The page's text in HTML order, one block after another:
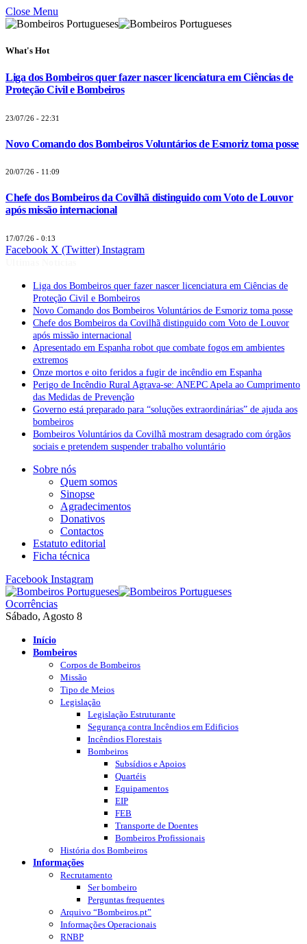
Close Menu
What's Hot
Liga dos Bombeiros quer fazer nascer licenciatura em Ciências de
Proteção Civil e Bombeiros
23/07/26 - 22:31
Novo Comando dos Bombeiros Voluntários de Esmoriz toma posse
20/07/26 - 11:09
Chefe dos Bombeiros da Covilhã distinguido com Voto de Louvor
após missão internacional
17/07/26 - 0:13
Facebook X (Twitter) Instagram
Liga dos Bombeiros quer fazer nascer licenciatura em Ciências de
Proteção Civil e Bombeiros
Novo Comando dos Bombeiros Voluntários de Esmoriz toma posse
Chefe dos Bombeiros da Covilhã distinguido com Voto de Louvor
após missão internacional
Apresentado em Espanha robot que combate fogos em ambientes
extremos
Onze mortos e oito feridos a fugir de incêndio em Espanha
Perigo de Incêndio Rural Agrava-se: ANEPC Apela ao Cumprimento
das Medidas de Prevenção
Governo está preparado para “soluções extraordinárias” de ajuda aos
bombeiros
Bombeiros Voluntários da Covilhã mostram desagrado com órgãos
sociais e pretendem suspender trabalho voluntário
Sobre nós
Quem somos
Sinopse
Agradecimentos
Donativos
Contactos
Estatuto editorial
Ficha técnica
Facebook Instagram
Ocorrências
Sábado, Agosto 8
Início
Bombeiros
Corpos de Bombeiros
Missão
Tipo de Meios
Legislação
Legislação Estruturante
Segurança contra Incêndios em Edificios
Incêndios Florestais
Bombeiros
Subsídios e Apoios
Quartéis
Equipamentos
EIP
FEB
Transporte de Doentes
Bombeiros Profissionais
História dos Bombeiros
Informações
Recrutamento
Ser bombeiro
Perguntas frequentes
Arquivo “Bombeiros.pt”
Informações Operacionais
RNBP